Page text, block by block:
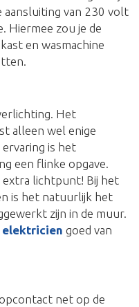
aansluiting van 230 volt
Hiermee zou je de
en wasmachine
Het
alleen wel enige
is het
een flinke opgave.
extra lichtpunt! Bij het
is het natuurlijk het
zijn in de muur.
elektricien goed van
net op de